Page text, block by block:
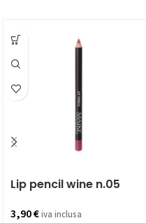
Lip pencil wine n.05
3,90€iva inclusa